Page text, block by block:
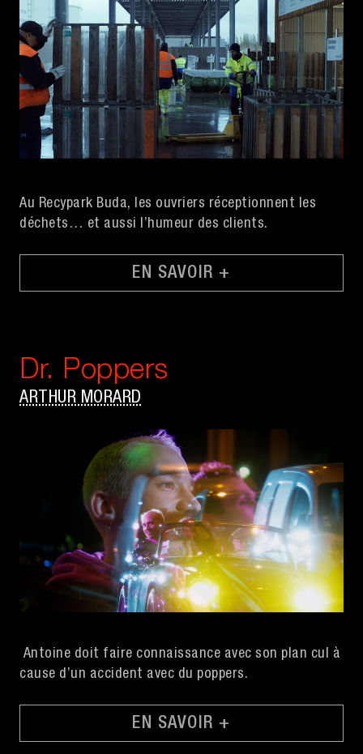
Au Recypark Buda, les ouvriers réceptionnent les
déchets… et aussi l’humeur des clients.
EN SAVOIR +
Dr. Poppers
ARTHUR MORARD
Antoine doit faire connaissance avec son plan cul à
cause d’un accident avec du poppers.
EN SAVOIR +